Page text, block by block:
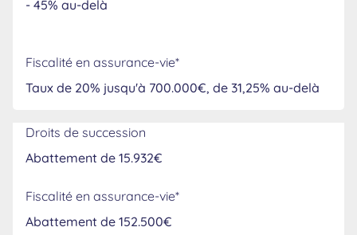
- 45% au-delà
Fiscalité en assurance-vie*
Taux de 20% jusqu'à 700.000€, de 31,25% au-delà
Droits de succession
Abattement de 15.932€
Fiscalité en assurance-vie*
Abattement de 152.500€